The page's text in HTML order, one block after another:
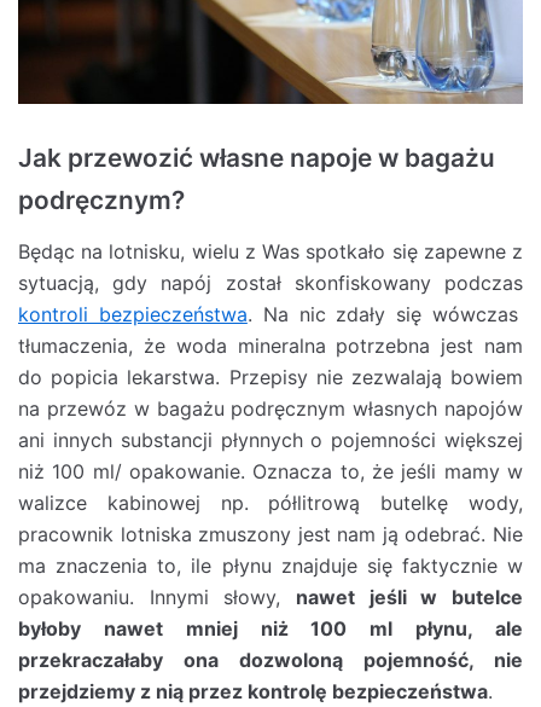
Jak przewozić własne napoje w bagażu
podręcznym?
Będąc na lotnisku, wielu z Was spotkało się zapewne z
sytuacją, gdy napój został skonfiskowany podczas
kontroli bezpieczeństwa. Na nic zdały się wówczas
tłumaczenia, że woda mineralna potrzebna jest nam
do popicia lekarstwa. Przepisy nie zezwalają bowiem
na przewóz w bagażu podręcznym własnych napojów
ani innych substancji płynnych o pojemności większej
niż 100 ml/ opakowanie. Oznacza to, że jeśli mamy w
walizce kabinowej np. półlitrową butelkę wody,
pracownik lotniska zmuszony jest nam ją odebrać. Nie
ma znaczenia to, ile płynu znajduje się faktycznie w
opakowaniu. Innymi słowy, nawet jeśli w butelce
byłoby nawet mniej niż 100 ml płynu, ale
przekraczałaby ona dozwoloną pojemność, nie
przejdziemy z nią przez kontrolę bezpieczeństwa.